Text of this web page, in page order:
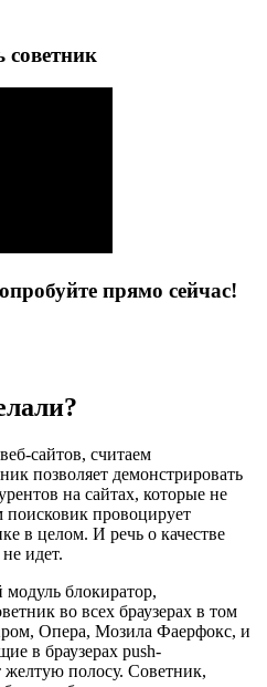
советник
прямо сейчас!
сайтов, считаем
позволяет демонстрировать
на сайтах, которые не
поисковик провоцирует
в целом. И речь о качестве
идет.
блокиратор,
во всех браузерах в том
Опера, Мозила Фаерфокс, и
в браузерах push-
желтую полосу. Советник,